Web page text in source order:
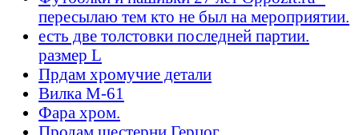
пересылаю тем кто не был на мероприятии.
есть две толстовки последней партии.
размер L
Прдам хромучие детали
Вилка М-61
Фара хром.
Продам шестерни Герцог